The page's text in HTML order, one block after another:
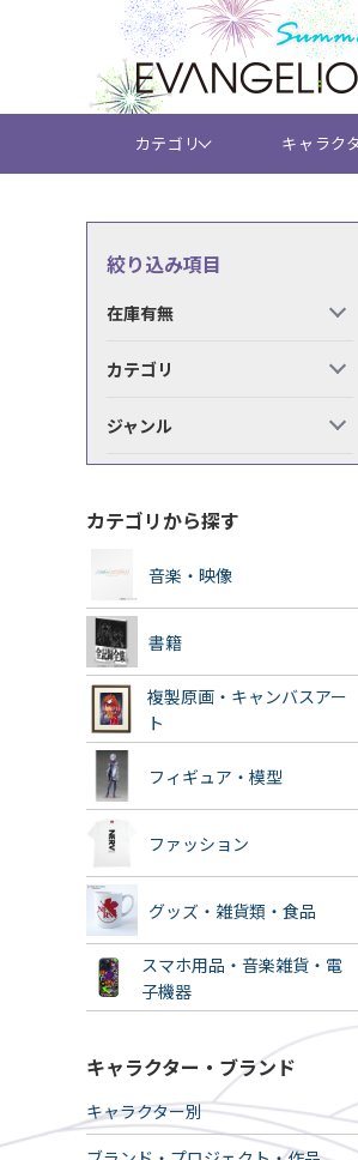
カテゴリ キャラク
絞り込み項目
在庫有無
カテゴリ
ジャンル
カテゴリから探す
音楽・映像
書籍
複製原画・キャンバスアー
ト
フィギュア・模型
ファッション
グッズ・雑貨類・食品
スマホ用品・音楽雑貨・電
子機器
キャラクター・ブランド
キャラクター別